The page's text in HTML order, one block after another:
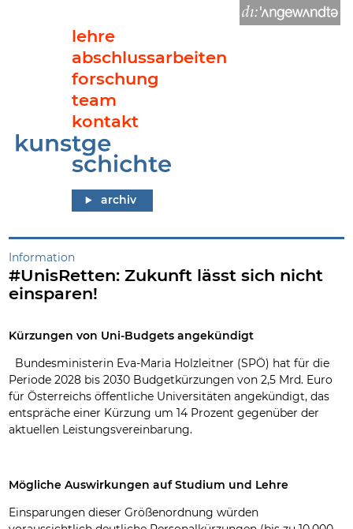
lehre
abschlussarbeiten
forschung
team
kontakt
#UnisRetten: Zukunft lässt sich nicht einsparen!
Information
#UnisRetten: Zukunft lässt sich nicht
einsparen!
Kürzungen von Uni-Budgets angekündigt
Bundesministerin Eva-Maria Holzleitner (SPÖ) hat für die
Periode 2028 bis 2030 Budgetkürzungen von 2,5 Mrd. Euro
für Österreichs öffentliche Universitäten angekündigt, das
entspräche einer Kürzung um 14 Prozent gegenüber der
aktuellen Leistungsvereinbarung.
Mögliche Auswirkungen auf Studium und Lehre
Einsparungen dieser Größenordnung würden
archiv